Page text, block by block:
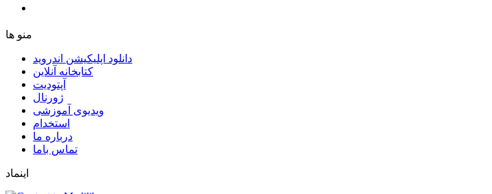
ﻣﻨﻮ ﻫﺎ
دانلود اپلیکیشن اندروید
ﮐﺘﺎﺑﺨﺎﻧﻪ ﺁﻧﻼﯾﻦ
ﺁﭘﺘﻮﺩﯾﺖ
ﮊﻭﺭﻧﺎﻝ
ویدیوی آموزشی
استخدام
درباره ما
ﺗﻤﺎﺱ ﺑﺎﻣﺎ
اینماد